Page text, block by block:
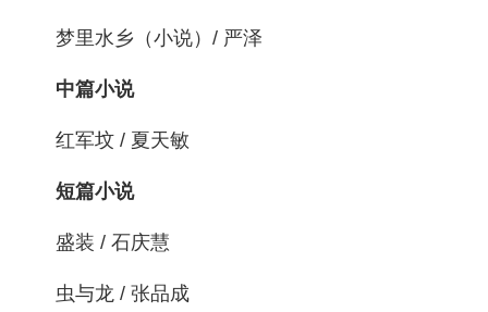
梦里水乡（小说）/ 严泽
中篇小说
红军坟 / 夏天敏
短篇小说
盛装 / 石庆慧
虫与龙 / 张品成